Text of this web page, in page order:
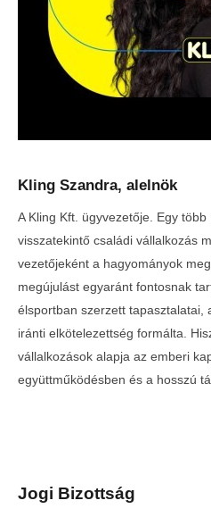
Kling Szandra, alelnök
A Kling Kft. ügyvezetője. Egy
visszatekintő családi vállalkozás
vezetőjeként a hagyományok
megújulást egyaránt fontosnak
élsportban szerzett tapasztalatai,
iránti elkötelezettség formálta.
vállalkozások alapja az emberi
együttműködésben és a hosszú
Jogi Bizottság